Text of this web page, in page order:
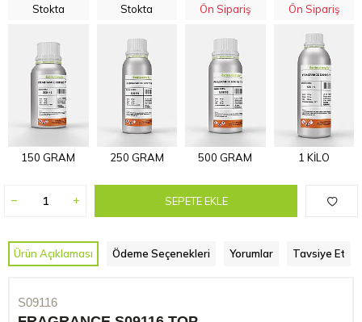
Stokta
150 GRAM
Stokta
250 GRAM
Ön Sipariş
500 GRAM
Ön Sipariş
1 KİLO
SEPETE EKLE
Ürün Açıklaması Ödeme Seçenekleri Yorumlar Tavsiye Et
S09116